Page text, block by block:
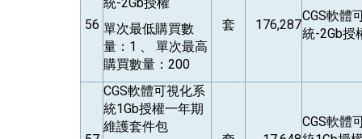
56
統-2Gb授權
單次最低購買數
量：1 、 單次最高
購買數量：200
套 176,287
CGS軟體
統-2Gb授
CGS軟體可視化系
統1Gb授權一年期
維護套件包
CGS軟體